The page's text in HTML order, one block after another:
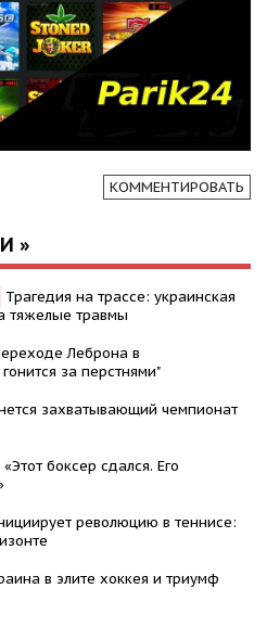
КОММЕНТИРОВАТЬ
»
Трагедия на трассе: украинская
тяжелые травмы
Леброна в
за перстнями"
захватывающий чемпионат
боксер сдался. Его
революцию в теннисе:
в элите хоккея и триумф